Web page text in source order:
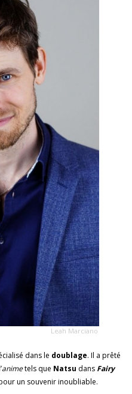
Leah Marciano
dans le doublage. Il a prêté
animetels que Natsu dans Fairy
un souvenir inoubliable.